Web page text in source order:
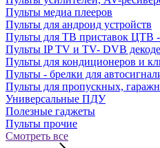
Пульты медиа плееров
Пульты для андроид устройств
Пульты для ТВ приставок ЦТВ
Пульты IP TV и TV- DVB
Пульты для кондиционеров и
Пульты - брелки для
Пульты для пропускных,
Универсальные ПДУ
Полезные гаджеты
Пульты прочие
Смотреть все